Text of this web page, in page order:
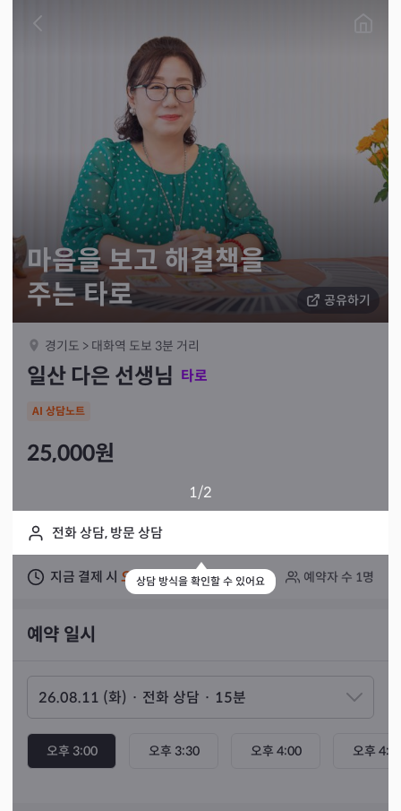
공유하기
마음을 보고 해결책을
주는 타로
경기도 > 대화역 도보 3분 거리
일산 다은 선생님 타로
AI 상담노트
25,000원
1/2
전화 상담, 방문 상담
상담 방식을 확인할 수 있어요
지금 결제 시 오늘상담 가능 예약자 수 1명
예약 일시
오후 3:00 오후 3:30 오후 4:00 오후